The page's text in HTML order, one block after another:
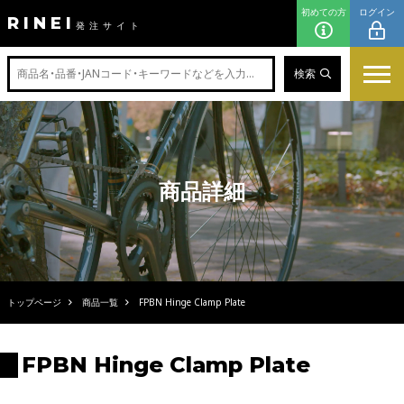
RINEI 発注サイト
初めての方 ログイン
検索
商品詳細
トップページ 商品一覧 FPBN Hinge Clamp Plate
FPBN Hinge Clamp Plate